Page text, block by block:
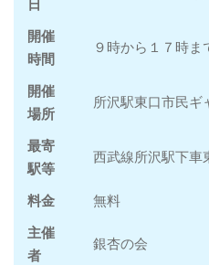
日
開催
時間
９時から１７時ま
開催
場所
所沢駅東口市民ギ
最寄
駅等
西武線所沢駅下車
料金 無料
主催
者
銀杏の会